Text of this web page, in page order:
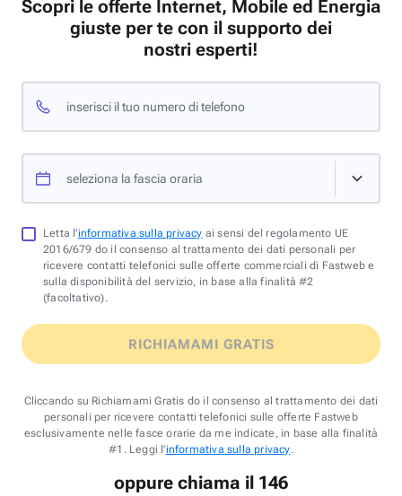
Scopri le offerte Internet, Mobile ed Energia
giuste per te con il supporto dei
nostri esperti!
inserisci il tuo numero di telefono
seleziona la fascia oraria
Letta l'informativa sulla privacy ai sensi del regolamento UE
2016/679 do il consenso al trattamento dei dati personali per
ricevere contatti telefonici sulle offerte commerciali di Fastweb e
sulla disponibilità del servizio, in base alla finalità #2
(facoltativo).
RICHIAMAMI GRATIS
Cliccando su Richiamami Gratis do il consenso al trattamento dei dati
personali per ricevere contatti telefonici sulle offerte Fastweb
esclusivamente nelle fasce orarie da me indicate, in base alla finalità
#1. Leggi l'informativa sulla privacy.
oppure chiama il 146